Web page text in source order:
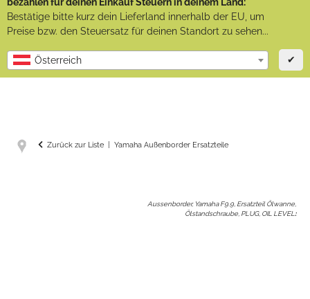
bezahlen für deinen Einkauf Steuern in deinem Land:
Bestätige bitte kurz dein Lieferland innerhalb der EU, um
Preise bzw. den Steuersatz für deinen Standort zu sehen...
Österreich ✔
Zurück zur Liste Yamaha Außenborder Ersatzteile
Aussenborder, Yamaha F9.9, Ersatzteil Ölwanne,
Ölstandschraube, PLUG, OIL LEVEL :